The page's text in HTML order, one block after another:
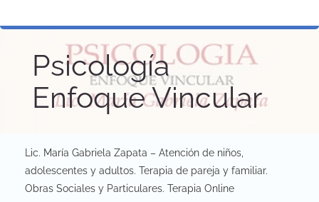
Psicología
Enfoque Vincular
Lic. María Gabriela Zapata – Atención de niños,
adolescentes y adultos. Terapia de pareja y familiar.
Obras Sociales y Particulares. Terapia Online